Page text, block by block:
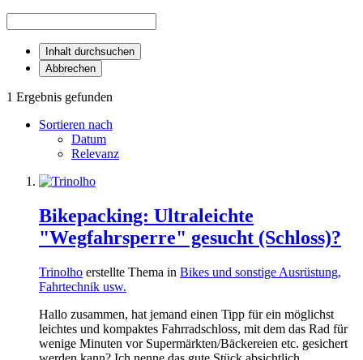
Inhalt durchsuchen
Abbrechen
1 Ergebnis gefunden
Sortieren nach
Datum
Relevanz
Bikepacking: Ultraleichte
"Wegfahrsperre" gesucht (Schloss)?
Trinolho erstellte Thema in Bikes und sonstige Ausrüstung,
Fahrtechnik usw.
Hallo zusammen, hat jemand einen Tipp für ein möglichst
leichtes und kompaktes Fahrradschloss, mit dem das Rad für
wenige Minuten vor Supermärkten/Bäckereien etc. gesichert